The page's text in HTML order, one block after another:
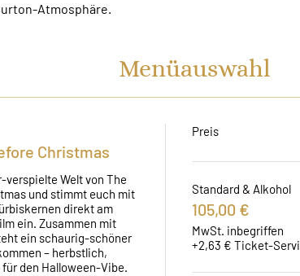
Atmosphäre.
Menüauswahl
Christmas
Welt von The
und stimmt euch mit
direkt am
ein. Zusammen mit
ein schaurig-schöner
– herbstlich,
den Halloween-Vibe.
Preis
Standard & Alkohol
105,00 €
MwSt. inbegriffen
+2,63 € Ticket-